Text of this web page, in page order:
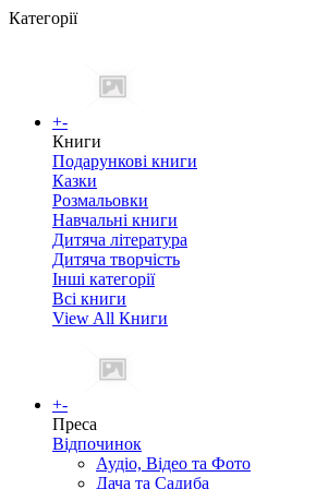
Категорії
+-
Книги
Подарункові книги
Казки
Розмальовки
Навчальні книги
Дитяча література
Дитяча творчість
Інші категорії
Всі книги
View All Книги
+-
Преса
Відпочинок
Аудіо, Відео та Фото
Дача та Садиба